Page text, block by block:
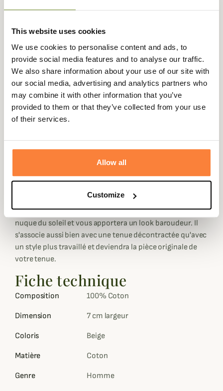
This website uses cookies
We use cookies to personalise content and ads, to
provide social media features and to analyse our traffic.
We also share information about your use of our site with
our social media, advertising and analytics partners who
may combine it with other information that you’ve
provided to them or that they’ve collected from your use
of their services.
Allow all
Customize
Traveller en coton, à la fois résistant, confortable et
vos sorties quotidiennes.
Ce chapeau Traveller est confectionné entièrement en
coton tressé avec une grande précision dans un motif à
petits carrés, typique du ripstop très résistant et
déperlant.
Il possède un rebord ainsi qu'un ruban de couleur marron
de deux œillets d'aération ainsi que d'un rebord intérieur
tout au long de la journée sans soucis.
Le chapeau de type traveller a un
bord arrière descendant pour mieux protéger votre
nuque du soleil et vous apportera un look baroudeur. Il
s'associe aussi bien avec une tenue décontractée qu'avec
un style plus travaillé et deviendra la pièce originale de
votre tenue.
Fiche technique
Composition 100% Coton
Dimension 7 cm largeur
Coloris Beige
Matière Coton
Genre Homme